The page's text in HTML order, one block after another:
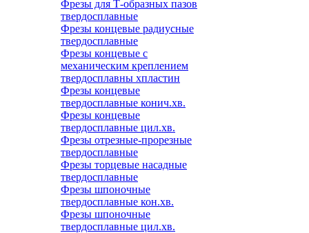
Фрезы для Т-образных пазов
твердосплавные
Фрезы концевые радиусные
твердосплавные
Фрезы концевые с
механическим креплением
твердосплавны хпластин
Фрезы концевые
твердосплавные конич.хв.
Фрезы концевые
твердосплавные цил.хв.
Фрезы отрезные-прорезные
твердосплавные
Фрезы торцевые насадные
твердосплавные
Фрезы шпоночные
твердосплавные кон.хв.
Фрезы шпоночные
твердосплавные цил.хв.